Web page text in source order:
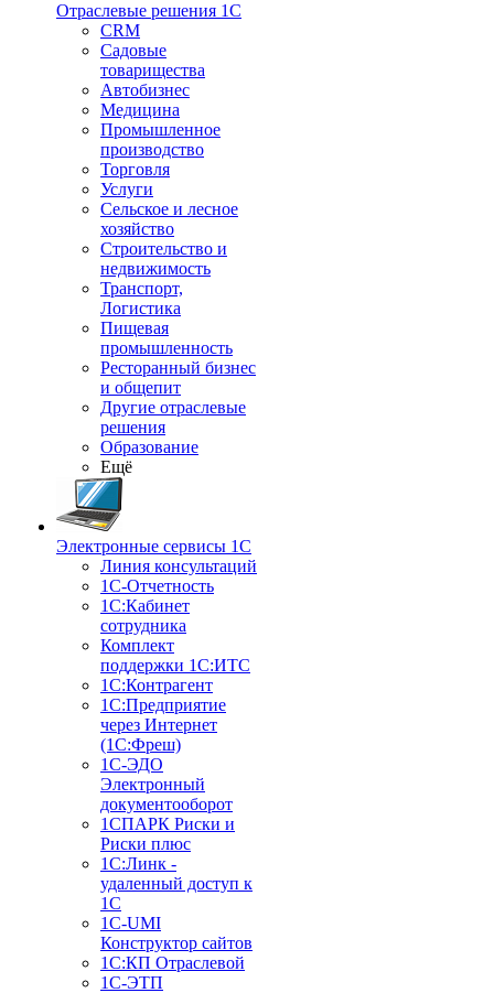
Отраслевые решения 1С
CRM
Садовые
товарищества
Автобизнес
Медицина
Промышленное
производство
Торговля
Услуги
Сельское и лесное
хозяйство
Строительство и
недвижимость
Транспорт,
Логистика
Пищевая
промышленность
Ресторанный бизнес
и общепит
Другие отраслевые
решения
Образование
Ещё
Электронные сервисы 1С
Линия консультаций
1С-Отчетность
1С:Кабинет
сотрудника
Комплект
поддержки 1С:ИТС
1С:Контрагент
1С:Предприятие
через Интернет
(1С:Фреш)
1С-ЭДО
Электронный
документооборот
1СПАРК Риски и
Риски плюс
1С:Линк -
удаленный доступ к
1С
1С-UMI
Конструктор сайтов
1С:КП Отраслевой
1С-ЭТП